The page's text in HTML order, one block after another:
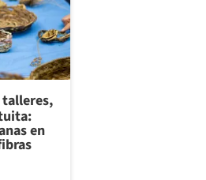
talleres,
en